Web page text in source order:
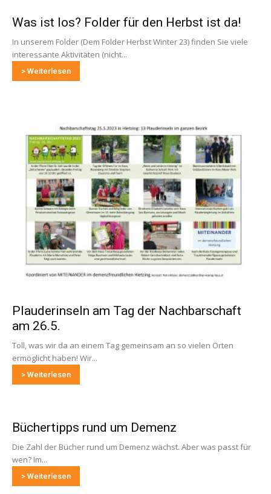
Was ist los? Folder für den Herbst ist da!
In unserem Folder (Dem Folder Herbst Winter 23) finden Sie viele
interessante Aktivitäten (nicht...
> Weiterlesen
Plauderinseln am Tag der Nachbarschaft
am 26.5.
Toll, was wir da an einem Tag gemeinsam an so vielen Orten
ermöglicht haben! Wir...
> Weiterlesen
Büchertipps rund um Demenz
Die Zahl der Bücher rund um Demenz wächst. Aber was passt für
wen? Im...
> Weiterlesen